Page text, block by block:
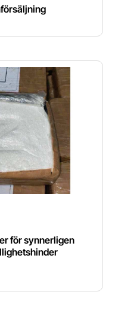
för synnerligen